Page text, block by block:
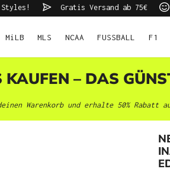
Styles! Gratis Versand ab 75€
MiLB MLS NCAA FUSSBALL F1
– DAS
Warenkorb und erhalte 50% Rabatt